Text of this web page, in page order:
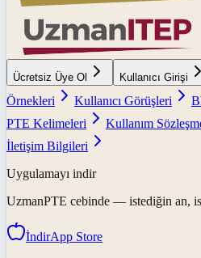
Ücretsiz Üye Ol Kullanıcı Girişi
Örnekleri
Kullanıcı Görüşleri
PTE Kelimeleri
Kullanım
İletişim Bilgileri
Uygulamayı indir
UzmanPTE cebinde — istediğin an,
İndirApp Store